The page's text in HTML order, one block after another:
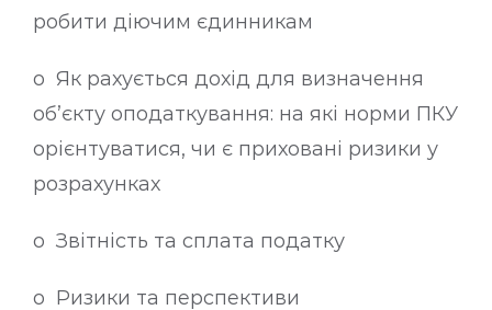
робити діючим єдинникам
o Як рахується дохід для визначення
об’єкту оподаткування: на які норми ПКУ
орієнтуватися, чи є приховані ризики у
розрахунках
o Звітність та сплата податку
o Ризики та перспективи